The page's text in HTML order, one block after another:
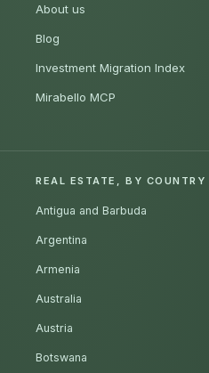
About us
Blog
Investment Migration Index
Mirabello MCP
REAL ESTATE, BY COUNTRY
Antigua and Barbuda
Argentina
Armenia
Australia
Austria
Botswana